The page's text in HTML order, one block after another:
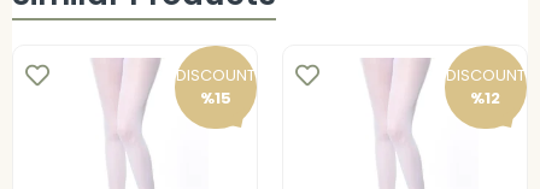
DISCOUNT
%15
DISCOUNT
%12